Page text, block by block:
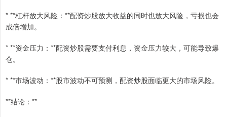
* **杠杆放大风险：**配资炒股放大收益的同时也放大风险，亏损也会
成倍增加。
* **资金压力：**配资炒股需要支付利息，资金压力较大，可能导致爆
仓。
* **市场波动：**股市波动不可预测，配资炒股面临更大的市场风险。
**结论：**